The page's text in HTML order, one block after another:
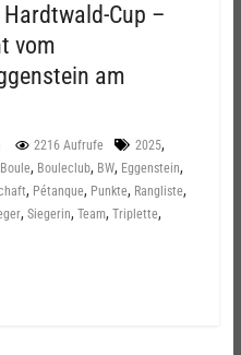
Cup –
vom
am
2216 Aufrufe 2025,
Boule, Bouleclub, BW, Eggenstein,
, Pétanque, Punkte, Rangliste,
, Siegerin, Team, Triplette,